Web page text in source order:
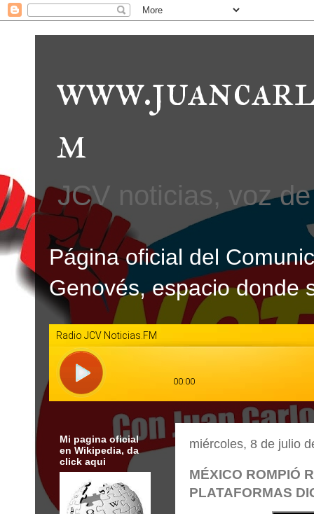
m
JCV noticias, voz
Página oficial del
Genovés, espacio donde
miércoles, 8 de julio
MÉXICO ROMPIÓ
PLATAFORMAS
Mi pagina oficial
en Wikipedia, da
click aqui